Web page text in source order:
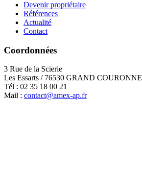
Devenir propriétaire
Références
Actualité
Contact
Coordonnées
3 Rue de la Scierie
Les Essarts / 76530 GRAND COURONNE
Tél : 02 35 18 00 21
Mail : contact@amex-ap.fr